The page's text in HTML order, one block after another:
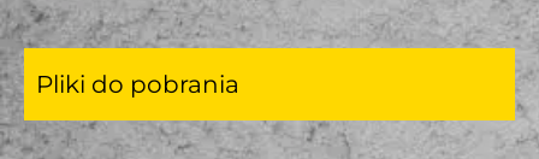
Pliki do pobrania